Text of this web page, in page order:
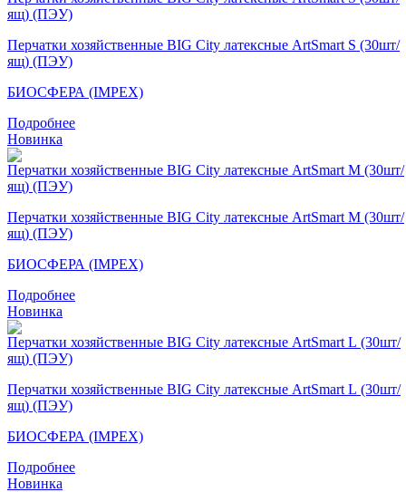
Перчатки хозяйственные BIG City латексные ArtSmart S (30шт/
ящ) (ПЭУ)
БИОСФЕРА (IMPEX)
Подробнее
Новинка
Перчатки хозяйственные BIG City латексные ArtSmart M (30шт/
ящ) (ПЭУ)
БИОСФЕРА (IMPEX)
Подробнее
Новинка
Перчатки хозяйственные BIG City латексные ArtSmart L (30шт/
ящ) (ПЭУ)
БИОСФЕРА (IMPEX)
Подробнее
Новинка